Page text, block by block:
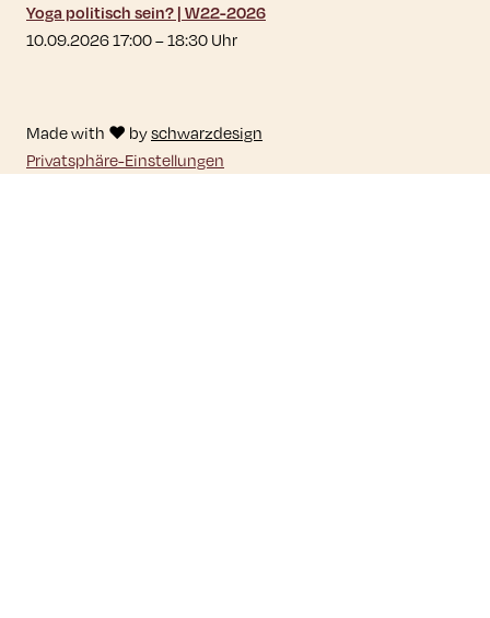
Yoga politisch sein? | W22-2026
10.09.2026 17:00–18:30Uhr
Made with ♥ byschwarzdesign
Privatsphäre-Einstellungen